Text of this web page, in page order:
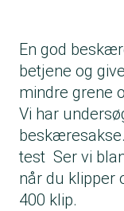
En god
betjene og
mindre grene
Vi har
test Ser vi
når du klipper
400 klip.